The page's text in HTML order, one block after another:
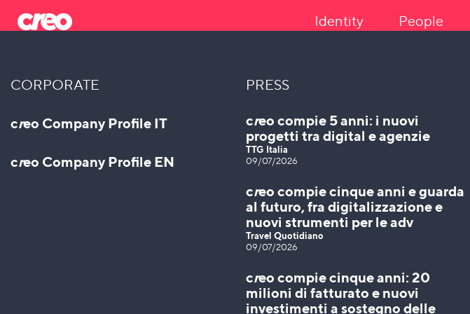
content
Identity People
CORPORATE
creo Company Profile IT
creo Company Profile EN
PRESS
creo compie 5 anni: i nuovi
progetti tra digital e agenzie
TTG Italia
09/07/2026
creo compie cinque anni e guarda
al futuro, fra digitalizzazione e
nuovi strumenti per le adv
Travel Quotidiano
09/07/2026
creo compie cinque anni: 20
milioni di fatturato e nuovi
investimenti a sostegno delle